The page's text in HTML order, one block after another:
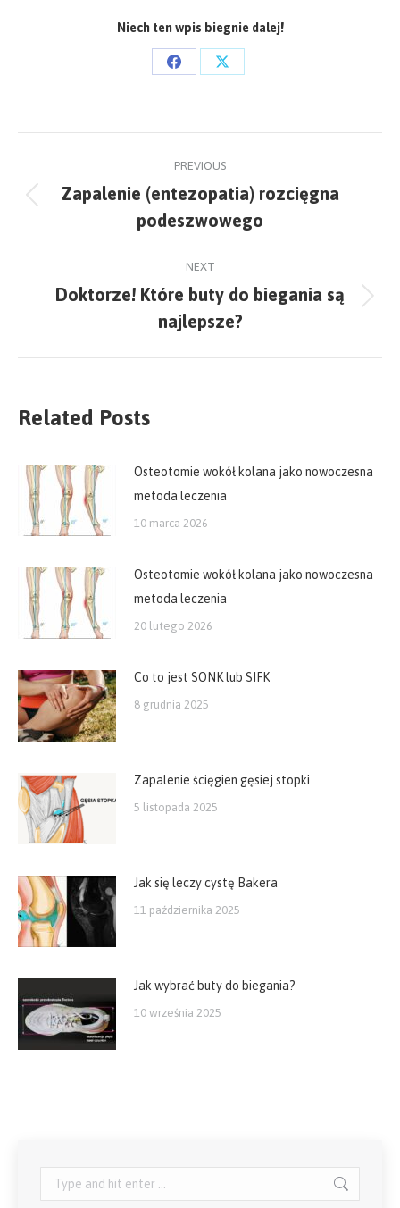
Niech ten wpis biegnie dalej!
Share
Facebook
Share
X
navigation
PREVIOUS
Previous
post:
Zapalenie (entezopatia) rozcięgna
podeszwowego
NEXT
Next
post:
Doktorze! Które buty do biegania są
najlepsze?
Related Posts
Osteotomie wokół kolana jako nowoczesna
metoda leczenia
10 marca 2026
Osteotomie wokół kolana jako nowoczesna
metoda leczenia
20 lutego 2026
Co to jest SONK lub SIFK
8 grudnia 2025
Zapalenie ścięgien gęsiej stopki
5 listopada 2025
Jak się leczy cystę Bakera
11 października 2025
Jak wybrać buty do biegania?
10 września 2025
Search: